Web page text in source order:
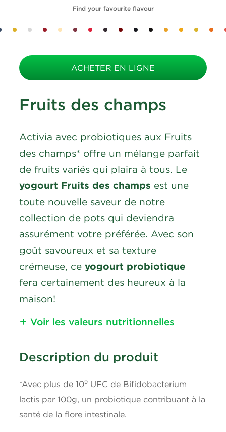
Find your favourite flavour
ACHETER EN LIGNE
Fruits des champs
Activia avec probiotiques aux Fruits
des champs* offre un mélange parfait
de fruits variés qui plaira à tous. Le
yogourt Fruits des champs est une
toute nouvelle saveur de notre
collection de pots qui deviendra
assurément votre préférée. Avec son
goût savoureux et sa texture
crémeuse, ce yogourt probiotique
fera certainement des heureux à la
maison!
Voir les valeurs nutritionnelles
Lipides 3g
Description du produit
*Avec plus de 109 UFC de Bifidobacterium
lactis par 100g, un probiotique contribuant à la
santé de la flore intestinale.